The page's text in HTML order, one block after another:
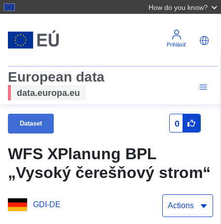
How do you know?
Prihlásiť
European data
data.europa.eu
Dataset 0
WFS XPlanung BPL
„Vysoký čerešňový strom“
GDI-DE Actions